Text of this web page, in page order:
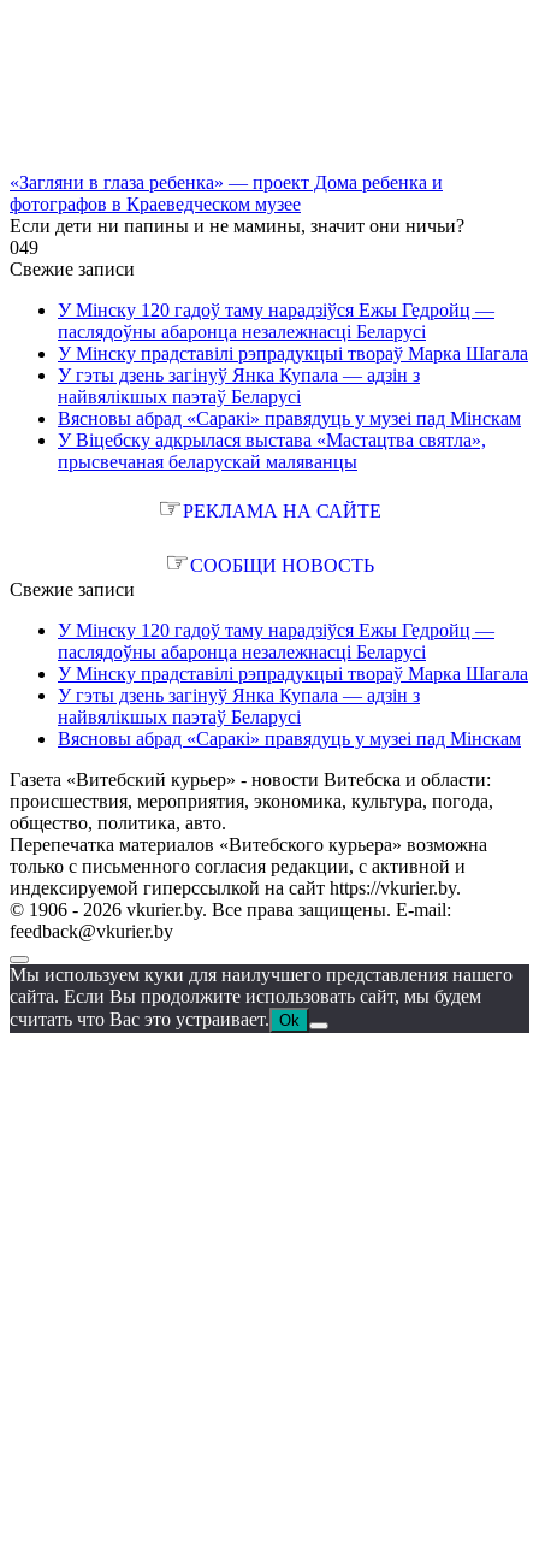
«Загляни в глаза ребенка» — проект Дома ребенка и
фотографов в Краеведческом музее
Если дети ни папины и не мамины, значит они ничьи?
049
Свежие записи
У Мінску 120 гадоў таму нарадзіўся Ежы Гедройц —
паслядоўны абаронца незалежнасці Беларусі
У Мінску прадставілі рэпрадукцыі твораў Марка Шагала
У гэты дзень загінуў Янка Купала — адзін з
найвялікшых паэтаў Беларусі
Вясновы абрад «Саракі» правядуць у музеі пад Мінскам
У Віцебску адкрылася выстава «Мастацтва святла»,
прысвечаная беларускай маляванцы
☞РЕКЛАМА НА САЙТЕ
☞СООБЩИ НОВОСТЬ
Свежие записи
У Мінску 120 гадоў таму нарадзіўся Ежы Гедройц —
паслядоўны абаронца незалежнасці Беларусі
У Мінску прадставілі рэпрадукцыі твораў Марка Шагала
У гэты дзень загінуў Янка Купала — адзін з
найвялікшых паэтаў Беларусі
Вясновы абрад «Саракі» правядуць у музеі пад Мінскам
Газета «Витебский курьер» - новости Витебска и области:
происшествия, мероприятия, экономика, культура, погода,
общество, политика, авто.
Перепечатка материалов «Витебского курьера» возможна
только с письменного согласия редакции, с активной и
индексируемой гиперссылкой на сайт https://vkurier.by.
© 1906 - 2026 vkurier.by. Все права защищены. E-mail:
feedback@vkurier.by
Мы используем куки для наилучшего представления нашего
сайта. Если Вы продолжите использовать сайт, мы будем
считать что Вас это устраивает. Ok